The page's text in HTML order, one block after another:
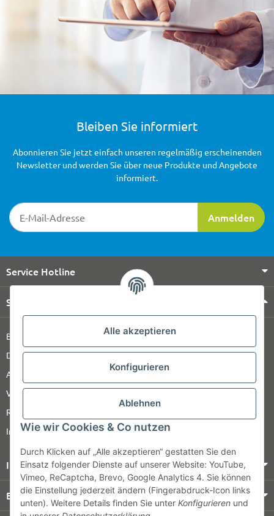
Alle akzeptieren
Konfigurieren
Ablehnen
Wie wir Cookies & Co nutzen
Durch Klicken auf „Alle akzeptieren“ gestatten Sie den
Einsatz folgender Dienste auf unserer Website: YouTube,
Vimeo, ReCaptcha, Brevo, Google Analytics 4. Sie können
die Einstellung jederzeit ändern (Fingerabdruck-Icon links
unten). Weitere Details finden Sie unter Konfigurieren und
Bleiben Sie informiert
Newsletter-Registrierung
Anmelden
Abonnieren Sie jetzt einfach unseren regelmäßig erscheinenden
Newsletter und werden Sie über neue Produkte und Angebote
informiert.
Service Hotline
Shop Service
Barrierefreiheitserklärung
Datenschutz
AGB
Versandinformationen
Retour
Impressum
Informationen
Bezahlung & Versand